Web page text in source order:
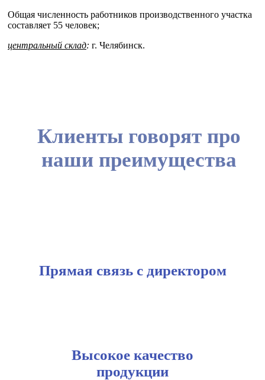
Общая численность работников производственного участка
составляет 55 человек;
центральный склад: г. Челябинск.
Клиенты говорят про
наши преимущества
Прямая связь с директором
Высокое качество
продукции